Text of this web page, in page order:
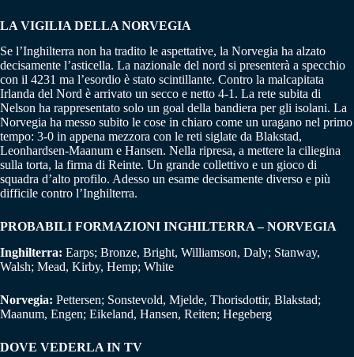
LA VIGILIA DELLA NORVEGIA
Se l’Inghilterra non ha tradito le aspettative, la Norvegia ha alzato
decisamente l’asticella. La nazionale del nord si presenterà a specchio
con il 4231 ma l’esordio è stato scintillante. Contro la malcapitata
Irlanda del Nord è arrivato un secco e netto 4-1. La rete subita di
Nelson ha rappresentato solo un goal della bandiera per gli isolani. La
Norvegia ha messo subito le cose in chiaro come un uragano nel primo
tempo: 3-0 in appena mezzora con le reti siglate da Blakstad,
Leonhardsen-Maanum e Hansen. Nella ripresa, a mettere la ciliegina
sulla torta, la firma di Reinte. Un grande collettivo e un gioco di
squadra d’alto profilo. Adesso un esame decisamente diverso e più
difficile contro l’Inghilterra.
PROBABILI FORMAZIONI INGHILTERRA – NORVEGIA
Inghilterra: Earps; Bronze, Bright, Williamson, Daly; Stanway,
Walsh; Mead, Kirby, Hemp; White
Norvegia: Pettersen; Sonstevold, Mjelde, Thorisdottir, Blakstad;
Maanum, Engen; Eikeland, Hansen, Reiten; Hegeberg
DOVE VEDERLA IN TV